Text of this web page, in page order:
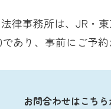
律事務所は、JR・
であり、事前にご予
お問合わせはこちら